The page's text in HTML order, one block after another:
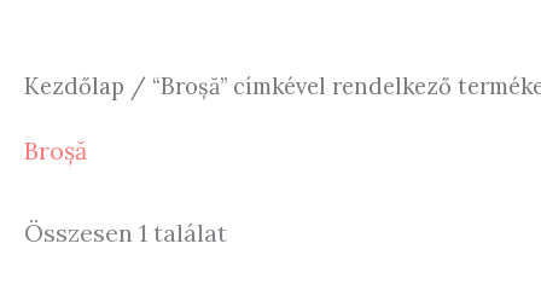
Kezdőlap / “Broșă” címkével rendelkező
Broșă
Összesen 1 találat